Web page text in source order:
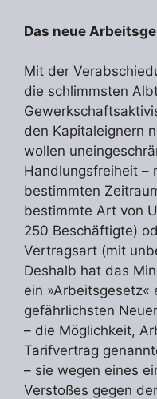
Das neue
Mit der
die schlimmsten
den Kapitaleignern
wollen
Handlungsfreiheit –
bestimmten
bestimmte Art von
250 Beschäftigte)
Vertragsart (mit
Deshalb hat das
ein »Arbeitsgesetz«
gefährlichsten
– die Möglichkeit,
Tarifvertrag
– sie wegen eines
Verstoßes gegen